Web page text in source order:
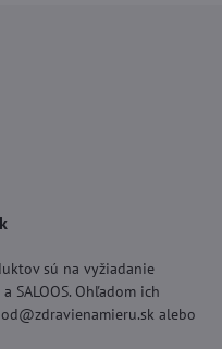
sú na vyžiadanie
SALOOS. Ohľadom ich
alebo